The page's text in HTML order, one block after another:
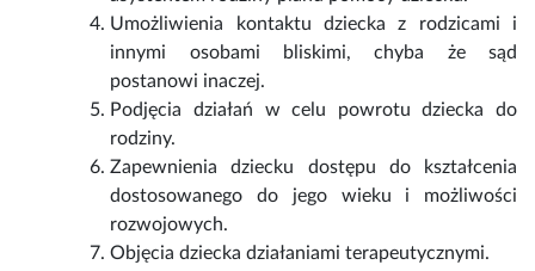
Umożliwienia kontaktu dziecka z rodzicami i
innymi osobami bliskimi, chyba że sąd
postanowi inaczej.
Podjęcia działań w celu powrotu dziecka do
rodziny.
Zapewnienia dziecku dostępu do kształcenia
dostosowanego do jego wieku i możliwości
rozwojowych.
Objęcia dziecka działaniami terapeutycznymi.